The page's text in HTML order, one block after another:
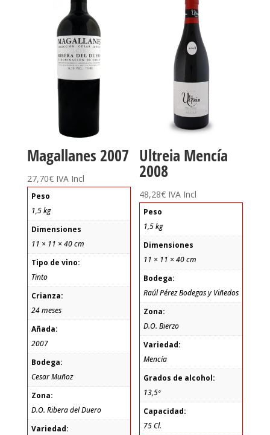
Magallanes 2007
27,70€ IVA Incl
Peso
1,5 kg
Dimensiones
11 × 11 × 40 cm
Tipo de vino:
Tinto
Crianza:
24 meses
Añada:
2007
Bodega:
Cesar Muñoz
Zona:
D.O. Ribera del Duero
Variedad:
Ultreia Mencía
2008
48,28€ IVA Incl
Peso
1,5 kg
Dimensiones
11 × 11 × 40 cm
Bodega:
Raúl Pérez Bodegas y Viñedos
Zona:
D.O. Bierzo
Variedad:
Mencía
Grados de alcohol:
13,5º
Capacidad:
75 Cl.